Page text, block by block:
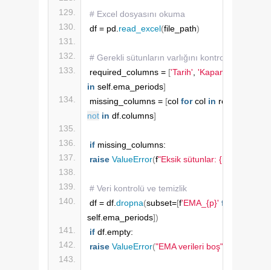
# Excel dosyasını okuma
df = pd. read_excel(file_path)
# Gerekli sütunların varlığını kontrol etme
required_columns = ['Tarih' 'Kapanış'
in self.ema_periods]
missing_columns = [col for col in
not in df.columns]
if missing_columns:
raise ValueError(f"Eksik sütunlar:
# Veri kontrolü ve temizlik
df = df. dropna(subset=[f'EMA_{p}' for
self.ema_periods])
if df.empty:
raise ValueError("EMA verileri boş"